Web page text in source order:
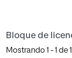
Bloque de
Mostrando 1 - 1 de 1